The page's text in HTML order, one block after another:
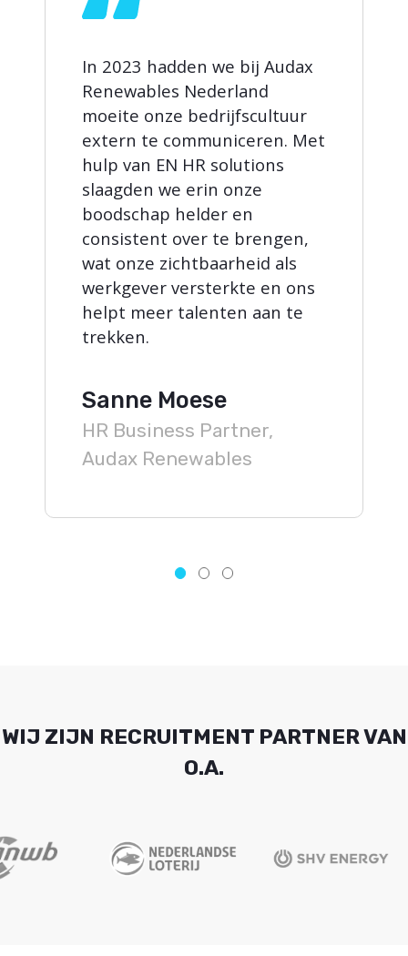
In 2023 hadden we bij Audax
Renewables Nederland
moeite onze bedrijfscultuur
extern te communiceren. Met
hulp van EN HR solutions
slaagden we erin onze
boodschap helder en
consistent over te brengen,
wat onze zichtbaarheid als
werkgever versterkte en ons
helpt meer talenten aan te
trekken.
Sanne Moese
HR Business Partner,
Audax Renewables
WIJ ZIJN RECRUITMENT PARTNER VAN
O.A.